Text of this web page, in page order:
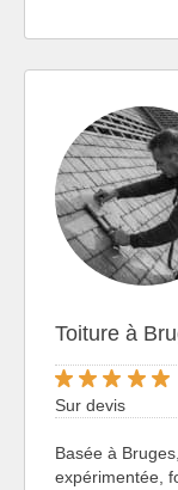
Toiture à
Sur devis
Basée à
expérimentée,